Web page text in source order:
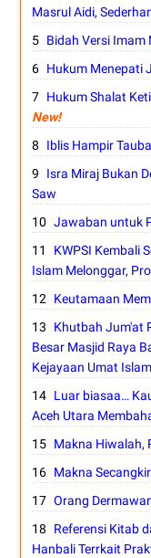
Masrul Aidi,
Bidah Versi Imam
Hukum Menepati
Hukum Shalat
New!
Iblis Hampir
Isra Miraj Bukan
Saw
Jawaban untuk
KWPSI Kembali
Islam Melonggar,
Keutamaan
Khutbah Jum'at
Besar Masjid Raya
Kejayaan Umat Islam
Luar biasaa…
Aceh Utara
Makna Hiwalah,
Makna
Orang
Referensi Kitab
Hanbali Terrkait